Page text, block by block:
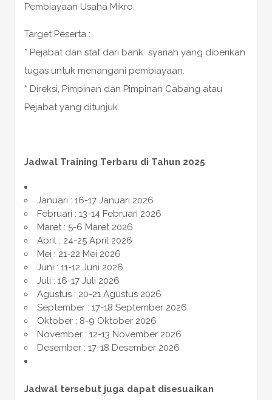
Pembiayaan Usaha Mikro.
Target Peserta :
* Pejabat dan staf dari bank syariah yang diberikan
tugas untuk menangani pembiayaan.
* Direksi, Pimpinan dan Pimpinan Cabang atau
Pejabat yang ditunjuk.
Jadwal Training Terbaru di Tahun 2025
Januari : 16-17 Januari 2026
Februari : 13-14 Februari 2026
Maret : 5-6 Maret 2026
April : 24-25 April 2026
Mei : 21-22 Mei 2026
Juni : 11-12 Juni 2026
Juli : 16-17 Juli 2026
Agustus : 20-21 Agustus 2026
September : 17-18 September 2026
Oktober : 8-9 Oktober 2026
November : 12-13 November 2026
Desember : 17-18 Desember 2026
Jadwal tersebut juga dapat disesuaikan